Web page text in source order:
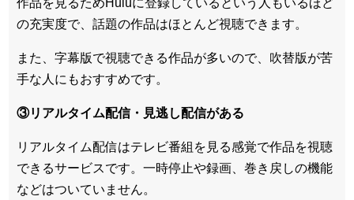
の充実度で、話題の作品はほとんど視聴できます。
また、 字幕版で視聴できる作品が多いので、吹替版が苦
手な人にもおすすめです。
③リアルタイム配信・見逃し配信がある
リアルタイム配信はテレビ番組を見る感覚で作品を視聴
できるサービスです。一時停止や録画、巻き戻しの機能
などはついていません。